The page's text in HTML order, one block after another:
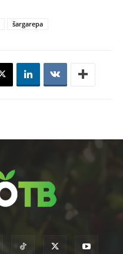
šargarepa